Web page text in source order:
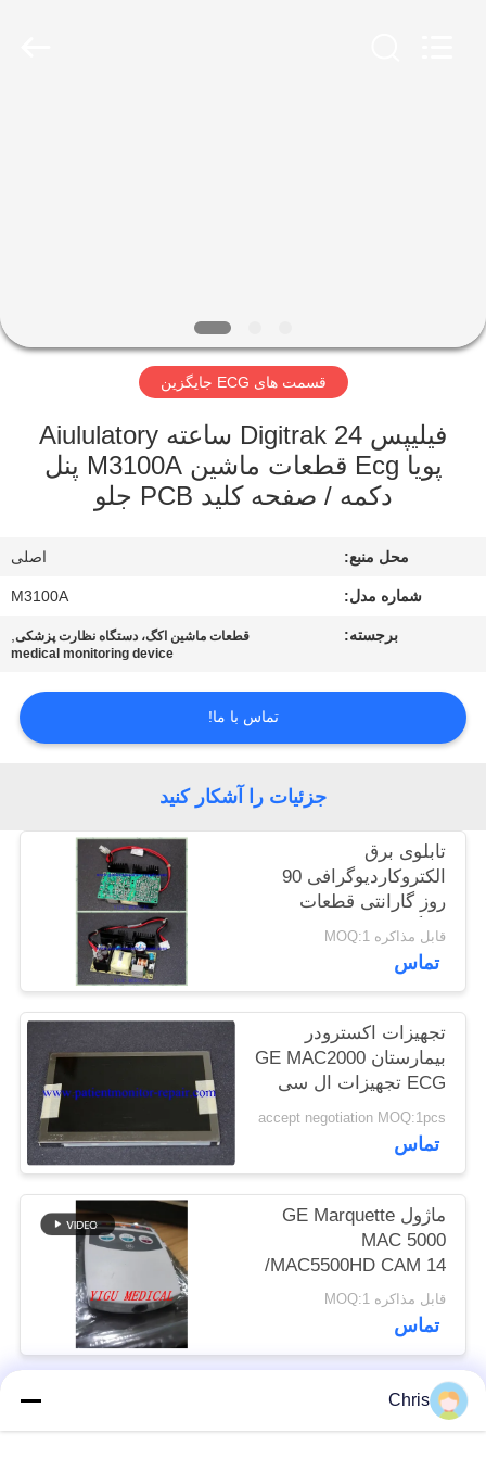
درباره
ما
کارخانه
کیفیت
تماس
بگیرید
درخواست
نقل قول
NEWS
نقشه
سایت
PRIVACY
POLICY
قسمت های ECG جایگزین
فیلیپس Digitrak 24 ساعته Aiululatory
پویا Ecg قطعات ماشین M3100A پنل
دکمه / صفحه کلید PCB جلو
محل منبع: اصلی
شماره مدل: M3100A
برجسته: قطعات ماشین اکگ، دستگاه نظارت پزشکی,
medical monitoring device
تماس با ما!
جزئیات را آشکار کنید
تابلوی برق
الکتروکاردیوگرافی 90
روز گارانتی قطعات
جایگزین MAC800 ECG
قابل مذاکره MOQ:1
تماس
تجهیزات اکسترودر
بیمارستان GE MAC2000
ECG تجهیزات ال سی
دی صفحه نمایش
accept negotiation MOQ:1pcs
تماس
ماژول GE Marquette
MAC 5000
/MAC5500HD CAM 14
برای ماژول جذب قلب
ECG PN 900995-002
قابل مذاکره MOQ:1
تماس
دسته بندی های محبوب
Chris